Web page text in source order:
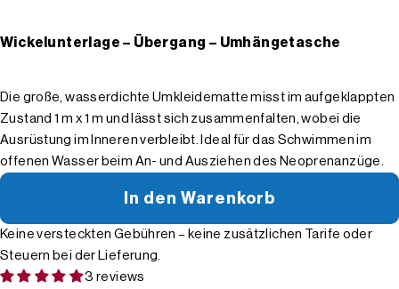
Wickelunterlage – Übergang – Umhängetasche
Die große, wasserdichte Umkleidematte misst im aufgeklappten
Zustand 1 m x 1 m und lässt sich zusammenfalten, wobei die
Ausrüstung im Inneren verbleibt. Ideal für das Schwimmen im
offenen Wasser beim An- und Ausziehen des Neoprenanzüge.
In den Warenkorb
Keine versteckten Gebühren – keine zusätzlichen Tarife oder
Steuern bei der Lieferung.
3 reviews